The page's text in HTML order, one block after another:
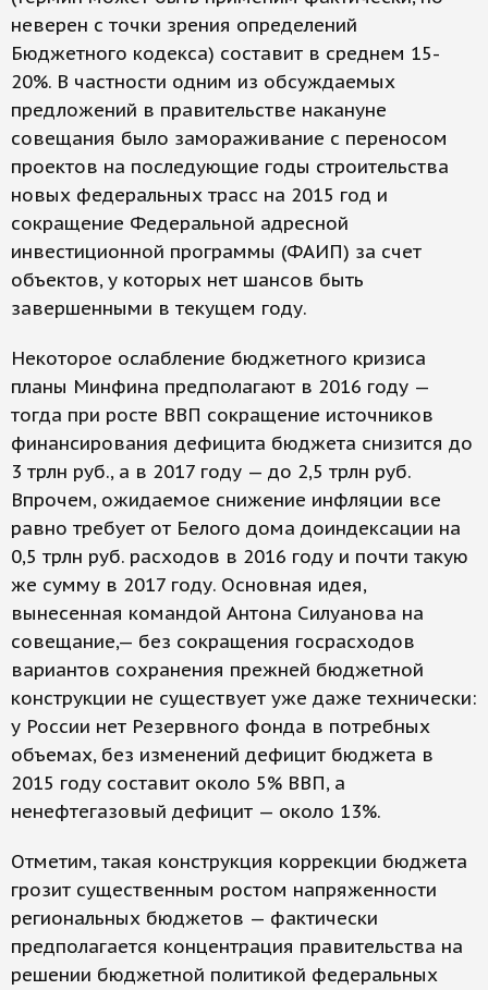
неверен с точки зрения определений
Бюджетного кодекса) составит в среднем 15-
20%. В частности одним из обсуждаемых
предложений в правительстве накануне
совещания было замораживание с переносом
проектов на последующие годы строительства
новых федеральных трасс на 2015 год и
сокращение Федеральной адресной
инвестиционной программы (ФАИП) за счет
объектов, у которых нет шансов быть
завершенными в текущем году.
Некоторое ослабление бюджетного кризиса
планы Минфина предполагают в 2016 году —
тогда при росте ВВП сокращение источников
финансирования дефицита бюджета снизится до
3 трлн руб., а в 2017 году — до 2,5 трлн руб.
Впрочем, ожидаемое снижение инфляции все
равно требует от Белого дома доиндексации на
0,5 трлн руб. расходов в 2016 году и почти такую
же сумму в 2017 году. Основная идея,
вынесенная командой Антона Силуанова на
совещание,— без сокращения госрасходов
вариантов сохранения прежней бюджетной
конструкции не существует уже даже технически:
у России нет Резервного фонда в потребных
объемах, без изменений дефицит бюджета в
2015 году составит около 5% ВВП, а
ненефтегазовый дефицит — около 13%.
Отметим, такая конструкция коррекции бюджета
грозит существенным ростом напряженности
региональных бюджетов — фактически
предполагается концентрация правительства на
решении бюджетной политикой федеральных